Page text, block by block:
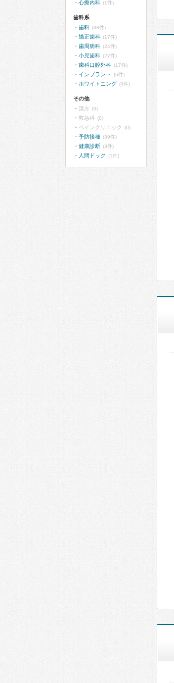
心療内科 (1件)
歯科系
歯科 (38件)
矯正歯科 (17件)
歯周病科 (24件)
小児歯科 (27件)
歯科口腔外科 (17件)
インプラント (6件)
ホワイトニング (4件)
その他
漢方 (0)
救急科 (0)
ペインクリニック (0)
予防接種 (39件)
健康診断 (3件)
人間ドック (1件)